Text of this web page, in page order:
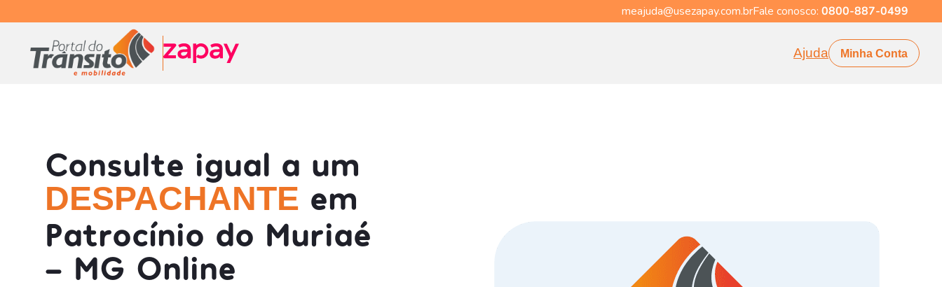
meajuda@usezapay.com.brFale conosco: 0800-887-0499
Ajuda Minha Conta
Consulte igual a um
DESPACHANTE em
Patrocínio do Muriaé
- MG Online